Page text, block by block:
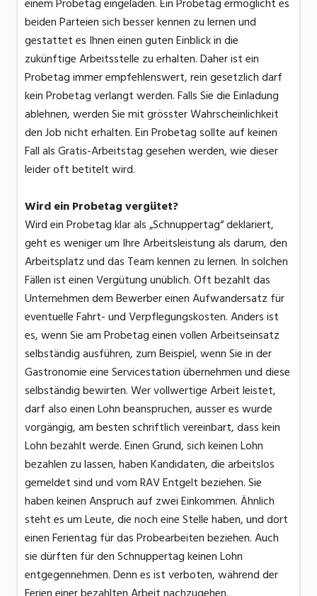
einem Probetag eingeladen. Ein Probetag ermöglicht es
beiden Parteien sich besser kennen zu lernen und
gestattet es Ihnen einen guten Einblick in die
zukünftige Arbeitsstelle zu erhalten. Daher ist ein
Probetag immer empfehlenswert, rein gesetzlich darf
kein Probetag verlangt werden. Falls Sie die Einladung
ablehnen, werden Sie mit grösster Wahrscheinlichkeit
den Job nicht erhalten. Ein Probetag sollte auf keinen
Fall als Gratis-Arbeitstag gesehen werden, wie dieser
leider oft betitelt wird.
Wird ein Probetag vergütet?
Wird ein Probetag klar als „Schnuppertag“ deklariert,
geht es weniger um Ihre Arbeitsleistung als darum, den
Arbeitsplatz und das Team kennen zu lernen. In solchen
Fällen ist einen Vergütung unüblich. Oft bezahlt das
Unternehmen dem Bewerber einen Aufwandersatz für
eventuelle Fahrt- und Verpflegungskosten. Anders ist
es, wenn Sie am Probetag einen vollen Arbeitseinsatz
selbständig ausführen, zum Beispiel, wenn Sie in der
Gastronomie eine Servicestation übernehmen und diese
selbständig bewirten. Wer vollwertige Arbeit leistet,
darf also einen Lohn beanspruchen, ausser es wurde
vorgängig, am besten schriftlich vereinbart, dass kein
Lohn bezahlt werde. Einen Grund, sich keinen Lohn
bezahlen zu lassen, haben Kandidaten, die arbeitslos
gemeldet sind und vom RAV Entgelt beziehen. Sie
haben keinen Anspruch auf zwei Einkommen. Ähnlich
steht es um Leute, die noch eine Stelle haben, und dort
einen Ferientag für das Probearbeiten beziehen. Auch
sie dürften für den Schnuppertag keinen Lohn
entgegennehmen. Denn es ist verboten, während der